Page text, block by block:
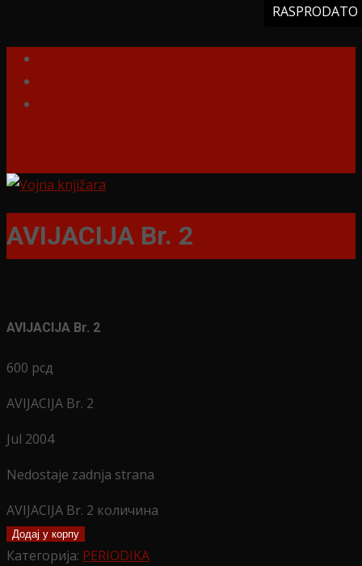
AVIJACIJA Br. 2
AVIJACIJA Br. 2
600 рсд
AVIJACIJA Br. 2
Jul 2004
Nedostaje zadnja strana
AVIJACIJA Br. 2 количина
Додај у корпу
Категорија: PERIODIKA
RASPRODATO
RASPRODATO
RASPRODATO
RASPRODATO
RASPRODATO